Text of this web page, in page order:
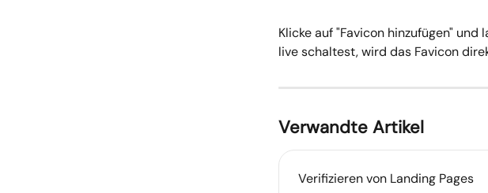
Klicke auf "Favicon hinzufügen" und
live schaltest, wird das Favicon
Verwandte Artikel
Verifizieren von Landing Pages